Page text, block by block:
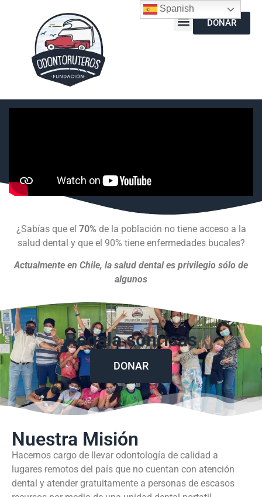
DONAR
¿Sabías que el 70% de la población no tiene acceso a la
salud dental y que el 90% tiene enfermedades bucales?
Actualmente en Chile, la salud dental es privilegio sólo de
algunos
Regala sonrisas
DONAR
Nuestra Misión
Hacernos cargo de llevar odontología de calidad a
lugares remotos del país que no cuentan con atención
dental y atender gratuitamente a personas de escasos
Spanish